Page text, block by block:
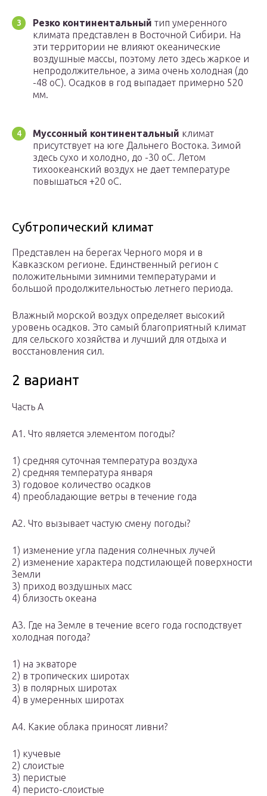
Резко континентальный тип умеренного
климата представлен в Восточной Сибири. На
эти территории не влияют океанические
воздушные массы, поэтому лето здесь жаркое и
непродолжительное, а зима очень холодная (до
-48 оС). Осадков в год выпадает примерно 520
мм.
Муссонный континентальный климат
присутствует на юге Дальнего Востока. Зимой
здесь сухо и холодно, до -30 оС. Летом
тихоокеанский воздух не дает температуре
повышаться +20 оС.
Субтропический климат
Представлен на берегах Черного моря и в
Кавказском регионе. Единственный регион с
положительными зимними температурами и
большой продолжительностью летнего периода.
Влажный морской воздух определяет высокий
уровень осадков. Это самый благоприятный климат
для сельского хозяйства и лучший для отдыха и
восстановления сил.
2 вариант
Часть А
A1. Что является элементом погоды?
1) средняя суточная температура воздуха
2) средняя температура января
3) годовое количество осадков
4) преобладающие ветры в течение года
А2. Что вызывает частую смену погоды?
1) изменение угла падения солнечных лучей
2) изменение характера подстилающей поверхности
Земли
3) приход воздушных масс
4) близость океана
А3. Где на Земле в течение всего года господствует
холодная погода?
1) на экваторе
2) в тропических широтах
3) в полярных широтах
4) в умеренных широтах
А4. Какие облака приносят ливни?
1) кучевые
2) слоистые
3) перистые
4) перисто-слоистые